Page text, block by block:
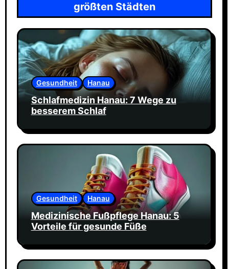
größten Städten
Gesundheit Hanau
Schlafmedizin Hanau: 7 Wege zu
besserem Schlaf
Gesundheit Hanau
Medizinische Fußpflege Hanau: 5
Vorteile für gesunde Füße